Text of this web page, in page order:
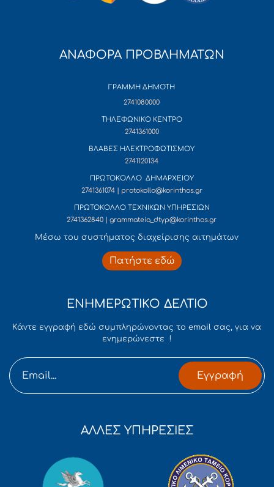
ΑΝΑΦΟΡΑ ΠΡΟΒΛΗΜΑΤΩΝ
ΓΡΑΜΜΗ ΔΗΜΟΤΗ
2741080000
ΤΗΛΕΦΩΝΙΚΟ ΚΕΝΤΡΟ
2741361000
ΒΛΑΒΕΣ ΗΛΕΚΤΡΟΦΩΤΙΣΜΟΥ
2741120134
ΠΡΩΤΟΚΟΛΛΟ ΔΗΜΑΡΧΕΙΟΥ
2741361074 | protokollo@korinthos.gr
ΠΡΩΤΟΚΟΛΛΟ ΤΕΧΝΙΚΩΝ ΥΠΗΡΕΣΙΩΝ
2741362840 | grammateia_dtyp@korinthos.gr
Mέσω του συστήματος διαχείρισης αιτημάτων
Πατήστε εδώ
ΕΝΗΜΕΡΩΤΙΚΟ ΔΕΛΤΙΟ
Κάντε εγγραφή εδώ συμπληρώνοντας το email σας, για να
ενημερώνεστε !
Εγγραφή
ΑΛΛΕΣ ΥΠΗΡΕΣΙΕΣ